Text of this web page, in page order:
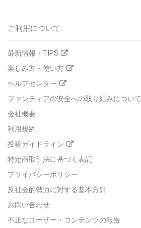
ご利用について
最新情報・TIPS
楽しみ方・使い方
ヘルプセンター
ファンティアの安全への取り組みについて
会社概要
利用規約
投稿ガイドライン
特定商取引法に基づく表記
プライバシーポリシー
反社会的勢力に対する基本方針
お問い合わせ
不正なユーザー・コンテンツの報告